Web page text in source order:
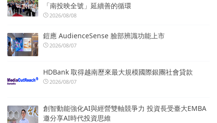
「南投映全號」延續善的循環
2026/08/08
鎧應 AudienceSense 臉部辨識功能上市
2026/08/07
HDBank 取得越南歷來最大規模國際銀團社會貸款
2026/08/07
創智動能強化AI與經營雙軸競爭力 投資長受臺大EMBA
邀分享AI時代投資思維